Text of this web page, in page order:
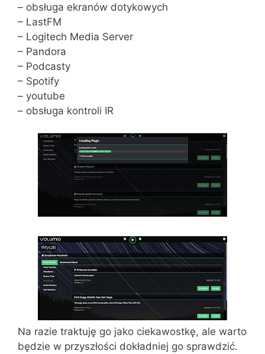
– obsługa ekranów dotykowych
– LastFM
– Logitech Media Server
– Pandora
– Podcasty
– Spotify
– youtube
– obsługa kontroli IR
Na razie traktuję go jako ciekawostkę, ale warto
będzie w przyszłości dokładniej go sprawdzić.